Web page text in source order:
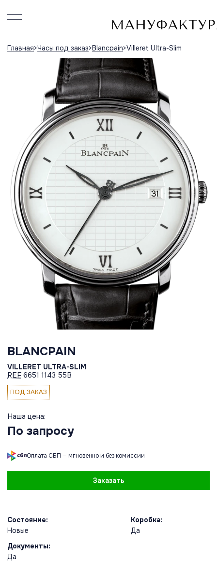
Главная Часы под заказ Blancpain Villeret Ultra-Slim
BLANCPAIN
VILLERET ULTRA-SLIM
REF 6651 1143 55B
ПОД ЗАКАЗ
Наша цена:
По запросу
Оплата СБП — мгновенно и без комиссии
Заказать
Состояние:
Новые
Коробка:
Да
Документы:
Да